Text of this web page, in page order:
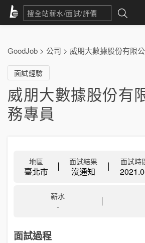
GoodJob > 公司 > 威朋大數據股份有限
面試經驗
威朋大數據股份有
務專員
地區
臺北市
面試結果
沒通知
面試時
薪水
-
面試過程